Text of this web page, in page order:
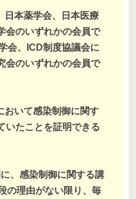
日本薬学会、日本医療
会のいずれかの会員で
会、ICD制度協議会に
会のいずれかの会員で
おいて感染制御に関す
いたことを証明できる
、感染制御に関する講
の理由がない限り、毎